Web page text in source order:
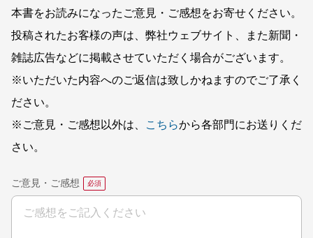
本書をお読みになったご意見・ご感想をお寄せください。
投稿されたお客様の声は、弊社ウェブサイト、また新聞・
雑誌広告などに掲載させていただく場合がございます。
※いただいた内容へのご返信は致しかねますのでご了承く
ださい。
※ご意見・ご感想以外は、
こちらから各部門にお送りくだ
さい。
ご意見・ご感想